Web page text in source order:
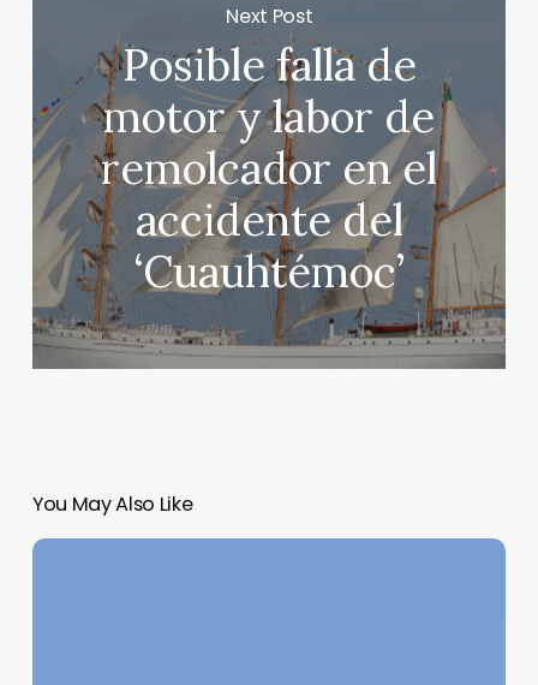
Next Post
Posible falla de
motor y labor de
remolcador en el
accidente del
‘Cuauhtémoc’
You May Also Like
Estados